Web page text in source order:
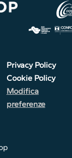
Privacy Policy
Cookie Policy
Modifica
preferenze